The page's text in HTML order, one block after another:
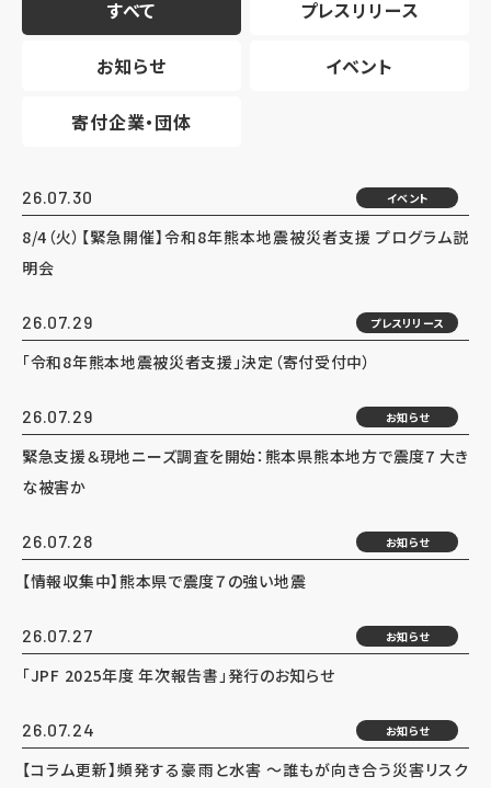
すべて プレスリリース
お知らせ イベント
寄付企業・団体
26.07.30 イベント
8/4（火）【緊急開催】令和8年熊本地震被災者支援 プログラム説
明会
26.07.29 プレスリリース
「令和8年熊本地震被災者支援」決定（寄付受付中）
26.07.29 お知らせ
緊急支援＆現地ニーズ調査を開始：熊本県熊本地方で震度7 大き
な被害か
26.07.28 お知らせ
【情報収集中】熊本県で震度７の強い地震
26.07.27 お知らせ
「JPF 2025年度 年次報告書」発行のお知らせ
26.07.24 お知らせ
【コラム更新】頻発する豪雨と水害 ～誰もが向き合う災害リスク